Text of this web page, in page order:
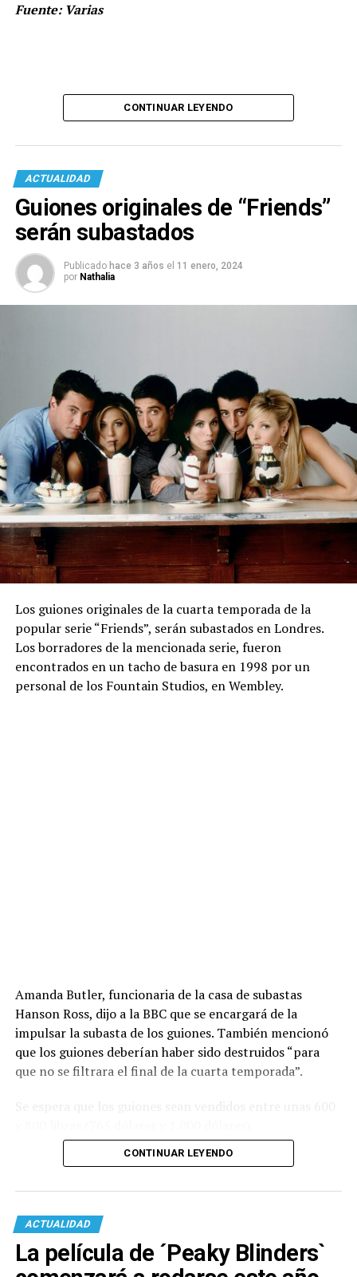
Fuente: Varias
CONTINUAR LEYENDO
ACTUALIDAD
Guiones originales de “Friends”
serán subastados
Publicado hace 3 años el 11 enero, 2024
por Nathalia
Los guiones originales de la cuarta temporada de la
popular serie “Friends”, serán subastados en Londres.
Los borradores de la mencionada serie, fueron
encontrados en un tacho de basura en 1998 por un
personal de los Fountain Studios, en Wembley.
Amanda Butler, funcionaria de la casa de subastas
Hanson Ross, dijo a la BBC que se encargará de la
impulsar la subasta de los guiones. También mencionó
que los guiones deberían haber sido destruidos “para
que no se filtrara el final de la cuarta temporada”.
CONTINUAR LEYENDO
ACTUALIDAD
La película de ´Peaky Blinders`